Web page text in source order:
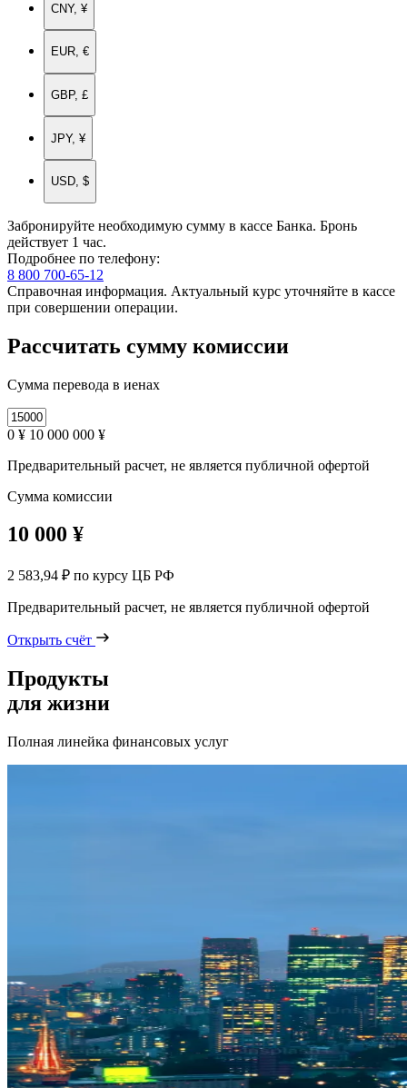
CNY, ¥
EUR, €
GBP, £
JPY, ¥
USD, $
Забронируйте необходимую сумму в кассе Банка. Бронь
действует 1 час.
Подробнее по телефону:
8 800 700-65-12
Справочная информация. Актуальный курс уточняйте в кассе
при совершении операции.
Рассчитать сумму комиссии
Сумма перевода в иенах
0 ¥ 10 000 000 ¥
Предварительный расчет, не является публичной офертой
Сумма комиссии
10 000 ¥
2 583,94 ₽ по курсу ЦБ РФ
Предварительный расчет, не является публичной офертой
Открыть счёт
Продукты
для жизни
Полная линейка финансовых услуг